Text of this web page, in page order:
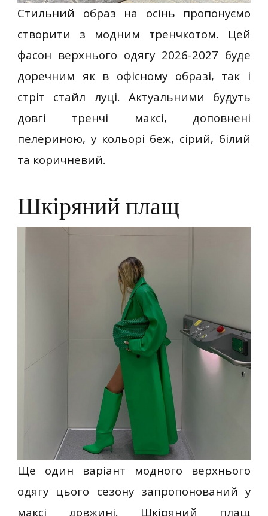
Стильний образ на осінь пропонуємо
створити з модним тренчкотом. Цей
фасон верхнього одягу 2026-2027 буде
доречним як в офісному образі, так і
стріт стайл луці. Актуальними будуть
довгі тренчі максі, доповнені
пелериною, у кольорі беж, сірий, білий
та коричневий.
Шкіряний плащ
Ще один варіант модного верхнього
одягу цього сезону запропонований у
максі довжині. Шкіряний плащ